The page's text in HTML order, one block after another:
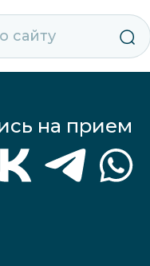
на прием